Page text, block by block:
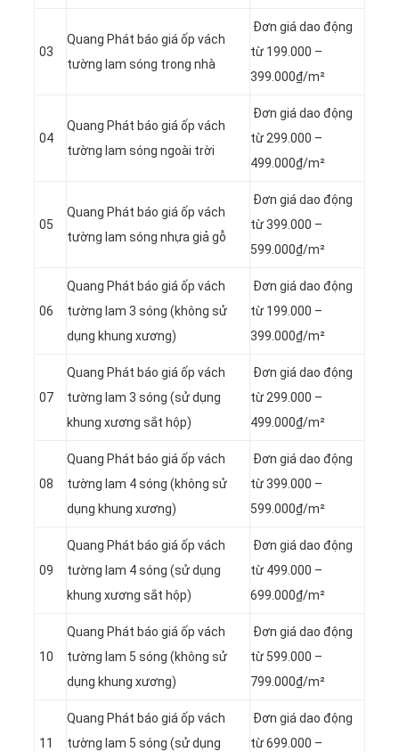
03
Quang Phát báo giá ốp vách
tường lam sóng trong nhà
Đơn giá dao động
từ 199.000 –
399.000₫/m²
04
Quang Phát báo giá ốp vách
tường lam sóng ngoài trời
Đơn giá dao động
từ 299.000 –
499.000₫/m²
05
Quang Phát báo giá ốp vách
tường lam sóng nhựa giả gỗ
Đơn giá dao động
từ 399.000 –
599.000₫/m²
06
Quang Phát báo giá ốp vách
tường lam 3 sóng (không sử
dụng khung xương)
Đơn giá dao động
từ 199.000 –
399.000₫/m²
07
Quang Phát báo giá ốp vách
tường lam 3 sóng (sử dụng
khung xương sắt hộp)
Đơn giá dao động
từ 299.000 –
499.000₫/m²
08
Quang Phát báo giá ốp vách
tường lam 4 sóng (không sử
dụng khung xương)
Đơn giá dao động
từ 399.000 –
599.000₫/m²
09
Quang Phát báo giá ốp vách
tường lam 4 sóng (sử dụng
khung xương sắt hộp)
Đơn giá dao động
từ 499.000 –
699.000₫/m²
10
Quang Phát báo giá ốp vách
tường lam 5 sóng (không sử
dụng khung xương)
Đơn giá dao động
từ 599.000 –
799.000₫/m²
11
Quang Phát báo giá ốp vách
tường lam 5 sóng (sử dụng
Đơn giá dao động
từ 699.000 –